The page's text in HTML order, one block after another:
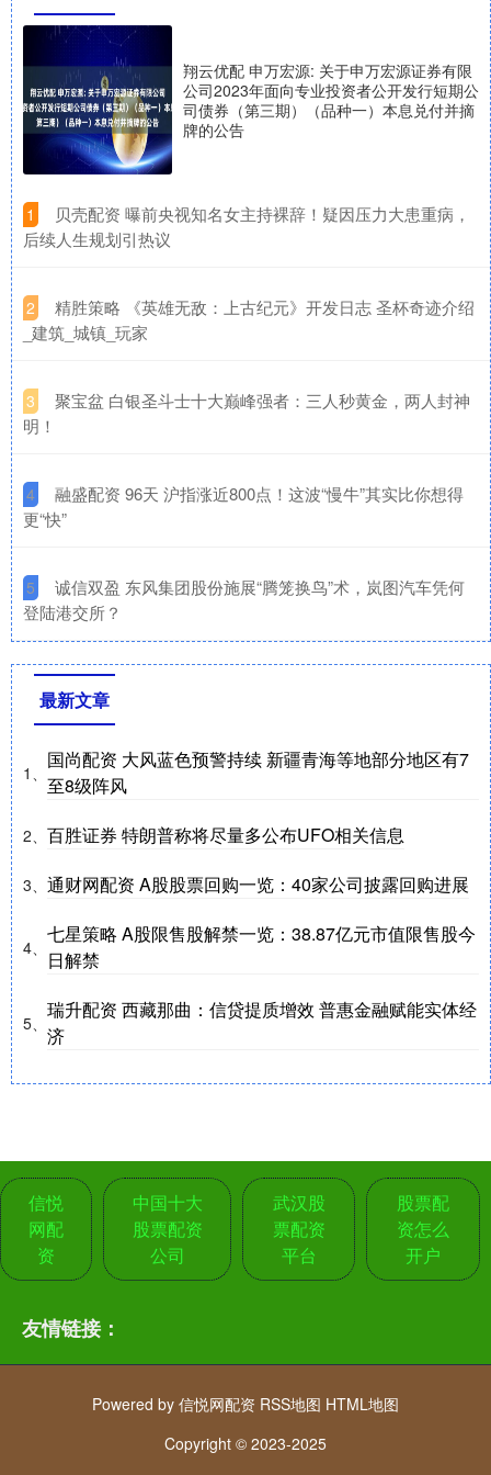
翔云优配 申万宏源: 关于申万宏源证券有限
公司2023年面向专业投资者公开发行短期公
司债券（第三期）（品种一）本息兑付并摘
牌的公告
1
​贝壳配资 曝前央视知名女主持裸辞！疑因压力大患重病，
后续人生规划引热议
2
​精胜策略 《英雄无敌：上古纪元》开发日志 圣杯奇迹介绍
_建筑_城镇_玩家
3
​聚宝盆 白银圣斗士十大巅峰强者：三人秒黄金，两人封神
明！
4
​融盛配资 96天 沪指涨近800点！这波“慢牛”其实比你想得
更“快”
5
​诚信双盈 东风集团股份施展“腾笼换鸟”术，岚图汽车凭何
登陆港交所？
最新文章
1、
国尚配资 大风蓝色预警持续 新疆青海等地部分地区有7
至8级阵风
2、 百胜证券 特朗普称将尽量多公布UFO相关信息
3、 通财网配资 A股股票回购一览：40家公司披露回购进展
4、
七星策略 A股限售股解禁一览：38.87亿元市值限售股今
日解禁
5、
瑞升配资 西藏那曲：信贷提质增效 普惠金融赋能实体经
济
信悦
网配
资
中国十大
股票配资
公司
武汉股
票配资
平台
股票配
资怎么
开户
友情链接：
Powered by 信悦网配资 RSS地图 HTML地图
Copyright © 2023-2025